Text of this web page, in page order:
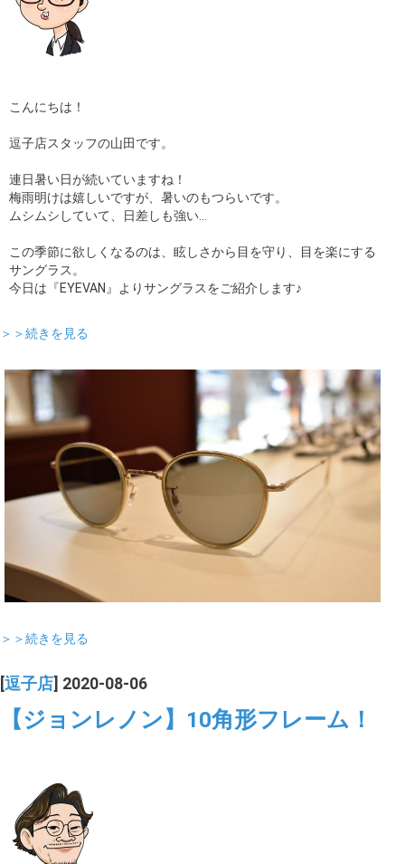
こんにちは！
逗子店スタッフの山田です。
連日暑い日が続いていますね！
梅雨明けは嬉しいですが、暑いのもつらいです。
ムシムシしていて、日差しも強い…
この季節に欲しくなるのは、眩しさから目を守り、目を楽にする
サングラス。
今日は『EYEVAN』よりサングラスをご紹介します♪
＞＞続きを見る
＞＞続きを見る
逗子店 ] 2020-08-06
【ジョンレノン】10角形フレーム！